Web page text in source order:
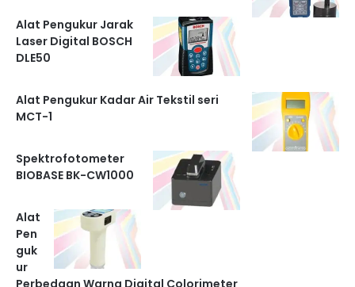
Alat Pengukur Jarak
Laser Digital BOSCH
DLE50
Alat Pengukur Kadar Air Tekstil seri
MCT-1
Spektrofotometer
BIOBASE BK-CW1000
Alat
Pen
guk
ur